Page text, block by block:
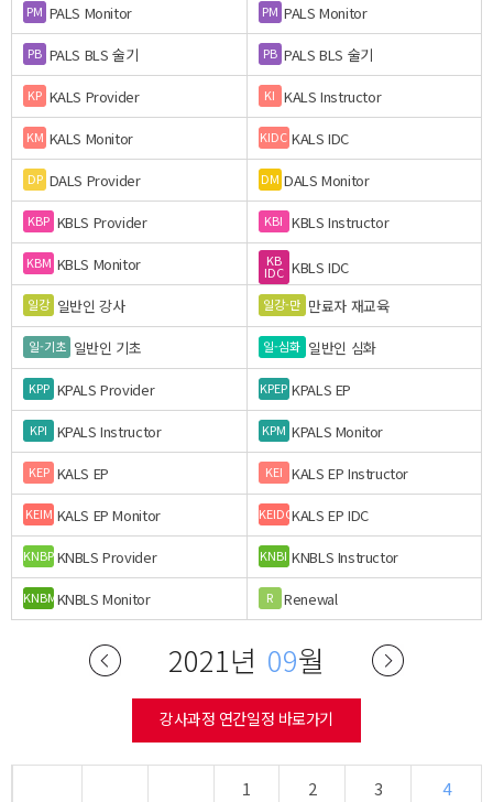
PM PALS Monitor PM PALS Monitor
PB PALS BLS 술기 PB PALS BLS 술기
KP KALS Provider KI KALS Instructor
KM KALS Monitor KIDC KALS IDC
DP DALS Provider DM DALS Monitor
KBP KBLS Provider KBI KBLS Instructor
KBM KBLS Monitor KB
IDC KBLS IDC
일강 일반인 강사 일강-만 만료자 재교육
일-기초 일반인 기초 일-심화 일반인 심화
KPP KPALS Provider KPEP KPALS EP
KPI KPALS Instructor KPM KPALS Monitor
KEP KALS EP KEI KALS EP Instructor
KEIM KALS EP Monitor KEIDCKALS EP IDC
KNBPKNBLS Provider KNBI KNBLS Instructor
KNBMKNBLS Monitor R Renewal
2021년 09월
강사과정 연간일정 바로가기
1 2 3
4